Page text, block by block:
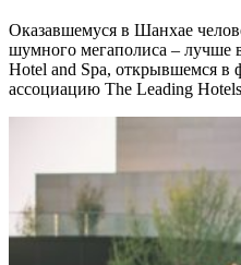
Оказавшемуся в Шанхае
шумного мегаполиса – лучше
Hotel and Spa, открывшемся в
ассоциацию The Leading